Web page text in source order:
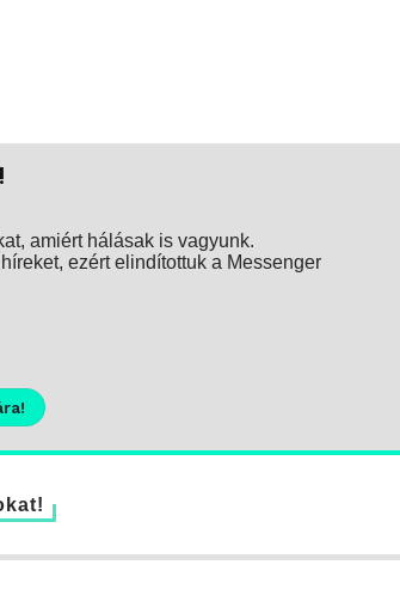
amiért hálásak is vagyunk.
ezért elindítottuk a Messenger